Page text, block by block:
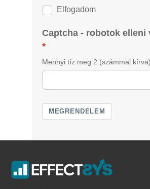
Elfogadom
Captcha - robotok elleni
Mennyi tíz meg 2 (számmal
MEGRENDELEM